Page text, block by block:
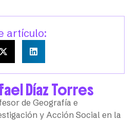
artículo:
Díaz Torres
de Geografía e
y Acción Social en la